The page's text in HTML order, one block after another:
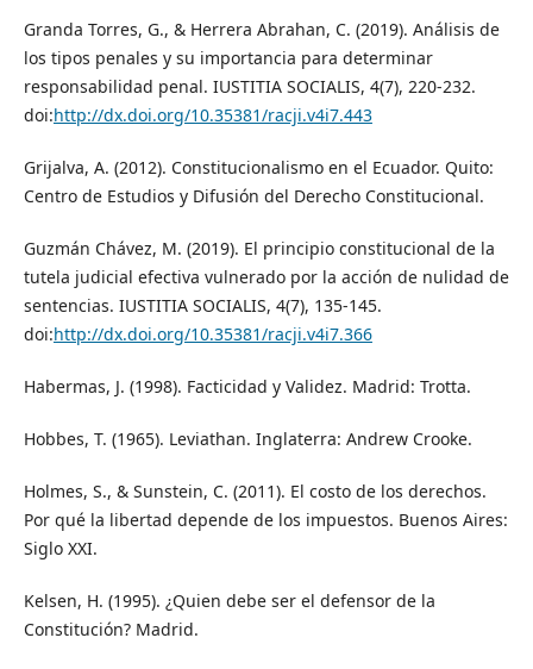
Granda Torres, G., & Herrera Abrahan, C. (2019). Análisis de
los tipos penales y su importancia para determinar
responsabilidad penal. IUSTITIA SOCIALIS, 4(7), 220-232.
doi:http://dx.doi.org/10.35381/racji.v4i7.443
Grijalva, A. (2012). Constitucionalismo en el Ecuador. Quito:
Centro de Estudios y Difusión del Derecho Constitucional.
Guzmán Chávez, M. (2019). El principio constitucional de la
tutela judicial efectiva vulnerado por la acción de nulidad de
sentencias. IUSTITIA SOCIALIS, 4(7), 135-145.
doi:http://dx.doi.org/10.35381/racji.v4i7.366
Habermas, J. (1998). Facticidad y Validez. Madrid: Trotta.
Hobbes, T. (1965). Leviathan. Inglaterra: Andrew Crooke.
Holmes, S., & Sunstein, C. (2011). El costo de los derechos.
Por qué la libertad depende de los impuestos. Buenos Aires:
Siglo XXI.
Kelsen, H. (1995). ¿Quien debe ser el defensor de la
Constitución? Madrid.